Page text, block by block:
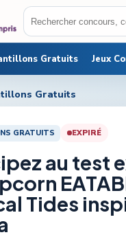
Gratuits Jeux
Gratuits
GRATUITS EXPIRÉ
au test
Tides